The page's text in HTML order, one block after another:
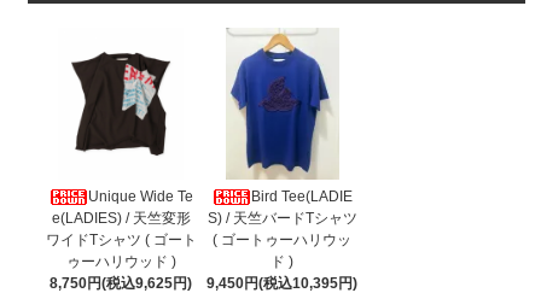
Unique Wide Te
e(LADIES) / 天竺変形
ワイドTシャツ ( ゴート
ゥーハリウッド )
8,750円(税込9,625円)
Bird Tee(LADIE
S) / 天竺バードTシャツ
( ゴートゥーハリウッ
ド )
9,450円(税込10,395円)